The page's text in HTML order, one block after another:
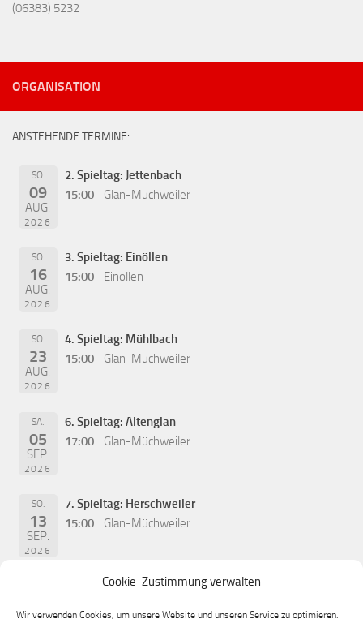
Cookie-Zustimmung verwalten
Wir verwenden Cookies, um unsere Website und unseren Service zu optimieren.
(06383) 5232
ORGANISATION
ANSTEHENDE TERMINE:
SO.
09
AUG.
2026
2. Spieltag: Jettenbach
15:00
Glan-Müchweiler
SO.
16
AUG.
2026
3. Spieltag: Einöllen
15:00
Einöllen
SO.
23
AUG.
2026
4. Spieltag: Mühlbach
15:00
Glan-Müchweiler
SA.
05
SEP.
2026
6. Spieltag: Altenglan
17:00
Glan-Müchweiler
SO.
13
SEP.
2026
7. Spieltag: Herschweiler
15:00
Glan-Müchweiler